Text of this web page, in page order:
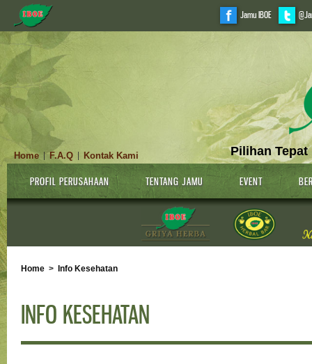
Jamu IBOE
Pilihan Tepat
Home |F.A.Q Kontak Kami
PROFIL PERUSAHAAN TENTANG JAMU EVENT
Home > Info Kesehatan
INFO KESEHATAN